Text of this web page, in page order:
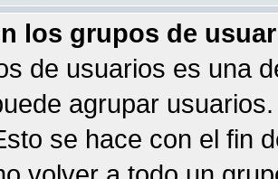
los grupos de
de usuarios es una
agrupar
se hace con el fin